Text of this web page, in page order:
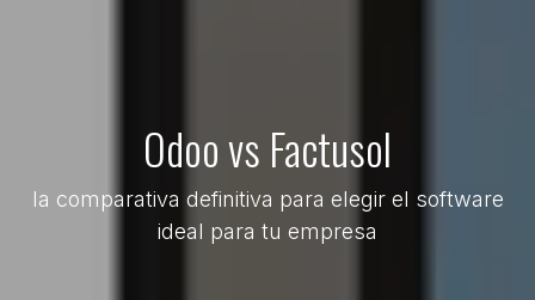
Odoo vs Factusol
la comparativa definitiva para elegir el software
ideal para tu empresa